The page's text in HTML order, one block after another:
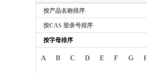
按产品名称排序
按CAS 登录号排序
按字母排序
A B C D E F G